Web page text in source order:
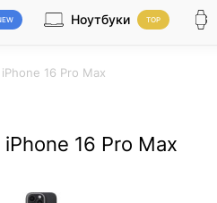
Ноутбуки TOP
iPhone 16 Pro Max
iPhone 16 Pro Max